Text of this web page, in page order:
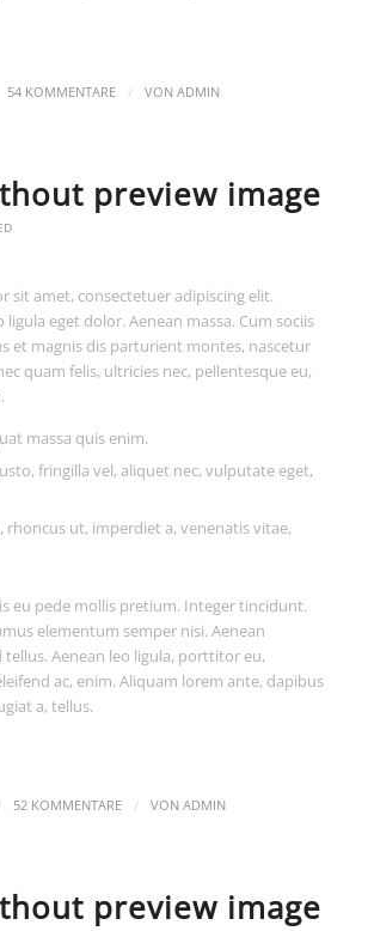
54 KOMMENTARE / VON ADMIN
preview image
sit amet, consectetuer adipiscing elit.
eget dolor. Aenean massa. Cum sociis
et magnis dis parturient montes, nascetur
quam felis, ultricies nec, pellentesque eu,
massa quis enim.
fringilla vel, aliquet nec, vulputate eget,
rhoncus ut, imperdiet a, venenatis vitae,
eu pede mollis pretium. Integer tincidunt.
elementum semper nisi. Aenean
Aenean leo ligula, porttitor eu,
ac, enim. Aliquam lorem ante, dapibus
a, tellus.
52 KOMMENTARE / VON ADMIN
preview image